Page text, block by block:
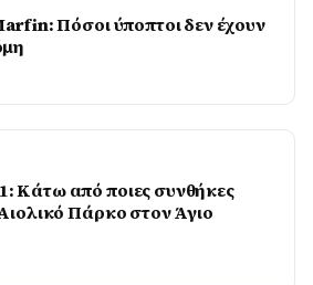
Πόσοι ύποπτοι δεν έχουν
Κάτω από ποιες συνθήκες
Πάρκο στον Άγιο